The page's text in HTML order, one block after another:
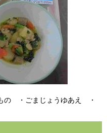
の ・ごまじょうゆあえ ・